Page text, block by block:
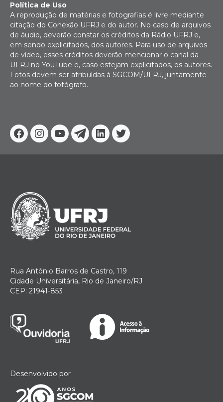
Facebook
Instagram
YoutubeTelegram
Linkedin
Twitter
Política de Uso
A reprodução de matérias e fotografias é livre mediante
citação do Conexão UFRJ e do autor. No caso de arquivos
de áudio, deverão constar os créditos da Rádio UFRJ e,
em sendo explicitados, dos autores. Para uso de arquivos
de vídeo, esses créditos deverão mencionar o canal da
UFRJ no YouTube e, caso estejam explicitados, os autores.
Fotos devem ser atribuídas à SGCOM/UFRJ, juntamente
ao nome do fotógrafo.
Rua Antônio Barros de Castro, 119
Cidade Universitária, Rio de Janeiro/RJ
CEP: 21941-853
Desenvolvido por